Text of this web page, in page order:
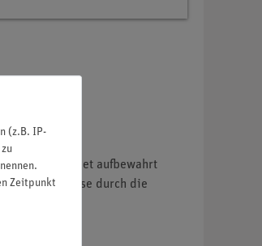
gut beschriftet aufbewahrt
beispielsweise durch die
(z.B. IP-
Zeitpunkt